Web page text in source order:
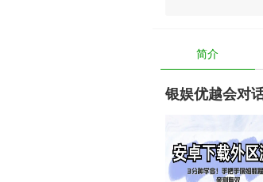
简介
银娱优越会对